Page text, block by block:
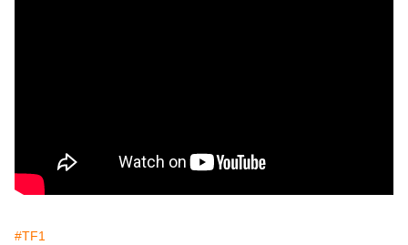
#TF1